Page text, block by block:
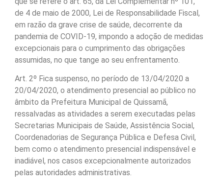
de 4 de maio de 2000, Lei de Responsabilidade Fiscal,
em razão da grave crise de saúde, decorrente da
pandemia de COVID-19, impondo a adoção de medidas
excepcionais para o cumprimento das obrigações
assumidas, no que tange ao seu enfrentamento.
Art. 2º Fica suspenso, no período de 13/04/2020 a
20/04/2020, o atendimento presencial ao público no
âmbito da Prefeitura Municipal de Quissamã,
ressalvadas as atividades a serem executadas pelas
Secretarias Municipais de Saúde, Assistência Social,
Coordenadorias de Segurança Pública e Defesa Civil,
bem como o atendimento presencial indispensável e
inadiável, nos casos excepcionalmente autorizados
pelas autoridades administrativas.